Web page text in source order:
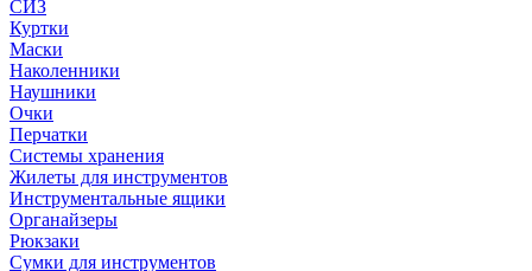
СИЗ
Куртки
Маски
Наколенники
Наушники
Очки
Перчатки
Системы хранения
Жилеты для инструментов
Инструментальные ящики
Органайзеры
Рюкзаки
Сумки для инструментов